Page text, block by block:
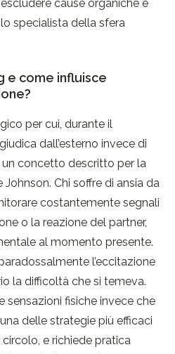
cause organiche e
specialista della sfera
e come influisce
per cui, durante il
dall’esterno invece di
un concetto descritto per la
Chi soffre di ansia da
costantemente segnali
o la reazione del partner,
al momento presente.
l’eccitazione
la difficoltà che si temeva.
sensazioni fisiche invece che
delle strategie più efficaci
e richiede pratica